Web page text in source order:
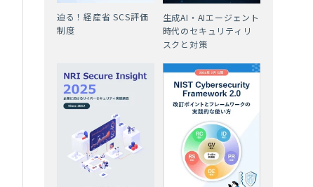
迫る！経産省 SCS評価
制度
生成AI・AIエージェント
時代のセキュリティリ
スクと対策